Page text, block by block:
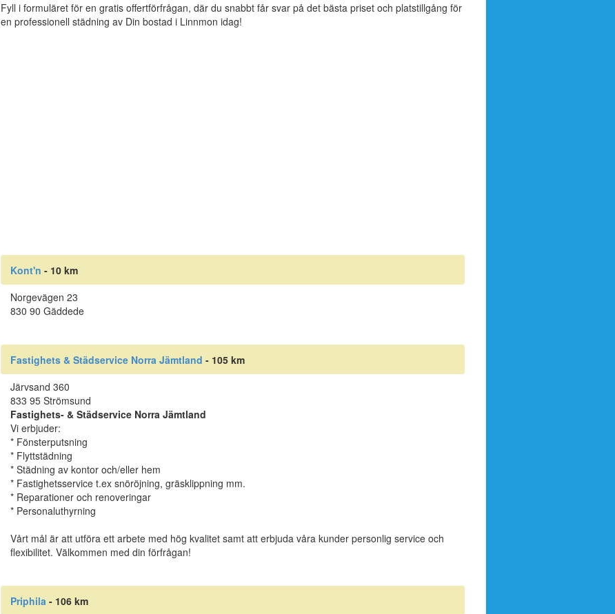
Fyll i formuläret för en gratis offertförfrågan, där du snabbt får svar på det bästa priset och platstillgång för
en professionell städning av Din bostad i Linnmon idag!
Kont'n - 10 km
Norgevägen 23
830 90 Gäddede
Fastighets & Städservice Norra Jämtland - 105 km
Järvsand 360
833 95 Strömsund
Fastighets- & Städservice Norra Jämtland
Vi erbjuder:
* Fönsterputsning
* Flyttstädning
* Städning av kontor och/eller hem
* Fastighetsservice t.ex snöröjning, gräsklippning mm.
* Reparationer och renoveringar
* Personaluthyrning
Vårt mål är att utföra ett arbete med hög kvalitet samt att erbjuda våra kunder personlig service och
flexibilitet. Välkommen med din förfrågan!
Priphila - 106 km